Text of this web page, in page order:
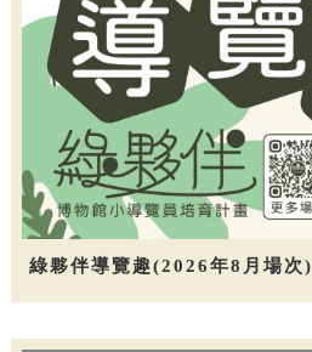
綠夥伴導覽趣(2026年8月場次)